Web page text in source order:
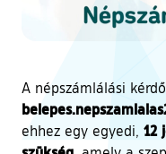
A népszámlálási
ehhez egy egyedi, 12